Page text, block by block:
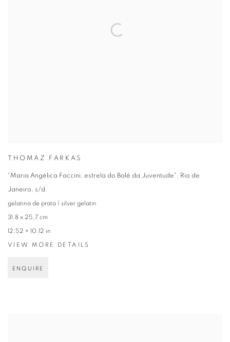
THOMAZ FARKAS
“Maria Angélica Faccini, estrela do Balé da Juventude", Rio de
Janeiro, s/d
gelatina de prata | silver gelatin
31,8 x 25,7 cm
12,52 × 10,12 in
VIEW MORE DETAILS
ENQUIRE